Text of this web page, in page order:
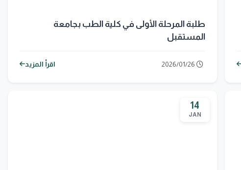
طلبة المرحلة الأولى في كلية الطب بجامعة
المستقبل
اقرأ المزيد
14
JAN